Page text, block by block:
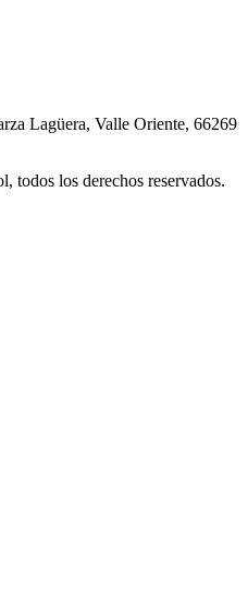
Lagüera, Valle Oriente, 66269
los derechos reservados.